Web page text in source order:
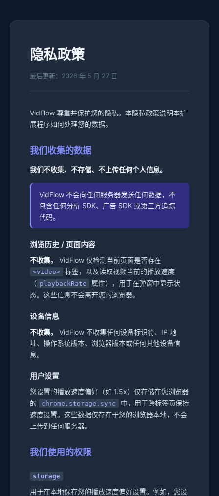
隐私政策
最后更新：2026 年 5 月 27 日
VidFlow 尊重并保护您的隐私。本隐私政策说明本扩
展程序如何处理您的数据。
我们收集的数据
我们不收集、不存储、不上传任何个人信息。
VidFlow 不会向任何服务器发送任何数据，不
包含任何分析 SDK、广告 SDK 或第三方追踪
代码。
浏览历史 / 页面内容
不收集。 VidFlow 仅检测当前页面是否存在
<video>
标签，以及读取视频当前的播放速度
（ playbackRate
属性），用于在弹窗中显示状
态。这些信息不会离开您的浏览器。
设备信息
不收集。
VidFlow 不收集任何设备标识符、IP 地
址、操作系统版本、浏览器版本或任何其他设备信
息。
用户设置
您设置的播放速度偏好（如 1.5x）仅存储在您浏览器
的
chrome.storage.sync
中，用于跨标签页保持
速度设置。这些数据仅存在于您的浏览器本地，不会
上传到任何服务器。
我们使用的权限
storage
用于在本地保存您的播放速度偏好设置。例如，您设